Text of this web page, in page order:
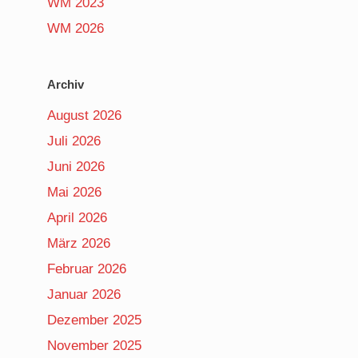
WM 2026
Archiv
August 2026
Juli 2026
Juni 2026
Mai 2026
April 2026
März 2026
Februar 2026
Januar 2026
Dezember 2025
November 2025